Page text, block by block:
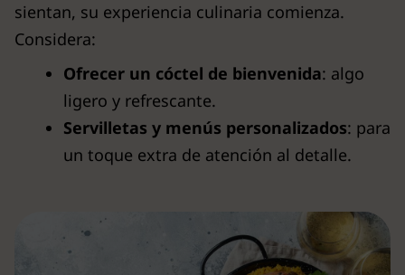
sientan, su experiencia culinaria comienza.
Considera:
Ofrecer un cóctel de bienvenida: algo
ligero y refrescante.
Servilletas y menús personalizados: para
un toque extra de atención al detalle.